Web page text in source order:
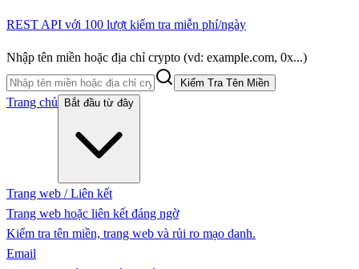
REST API với 100 lượt kiểm tra miễn phí/ngày
Nhập tên miền hoặc địa chỉ crypto (vd: example.com, 0x...)
Kiểm Tra Tên Miền
Trang chủ Bắt đầu từ đây
Trang web / Liên kết
Trang web hoặc liên kết đáng ngờ
Kiểm tra tên miền, trang web và rủi ro mạo danh.
Email